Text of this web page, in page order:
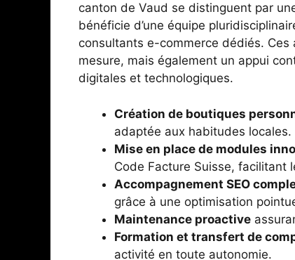
canton de Vaud se distinguent par
bénéficie d’une équipe
consultants e-commerce dédiés.
mesure, mais également un appui
digitales et technologiques.
Création de boutiques
adaptée aux habitudes locales.
Mise en place de modules
Code Facture Suisse, facilitant
Accompagnement SEO
grâce à une optimisation
Maintenance proactive
Formation et transfert de
activité en toute autonomie.